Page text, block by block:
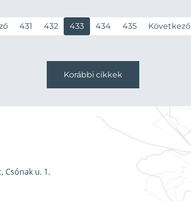
431 432 433 434 435 Következő
Korábbi cikkek
Csónak u. 1.